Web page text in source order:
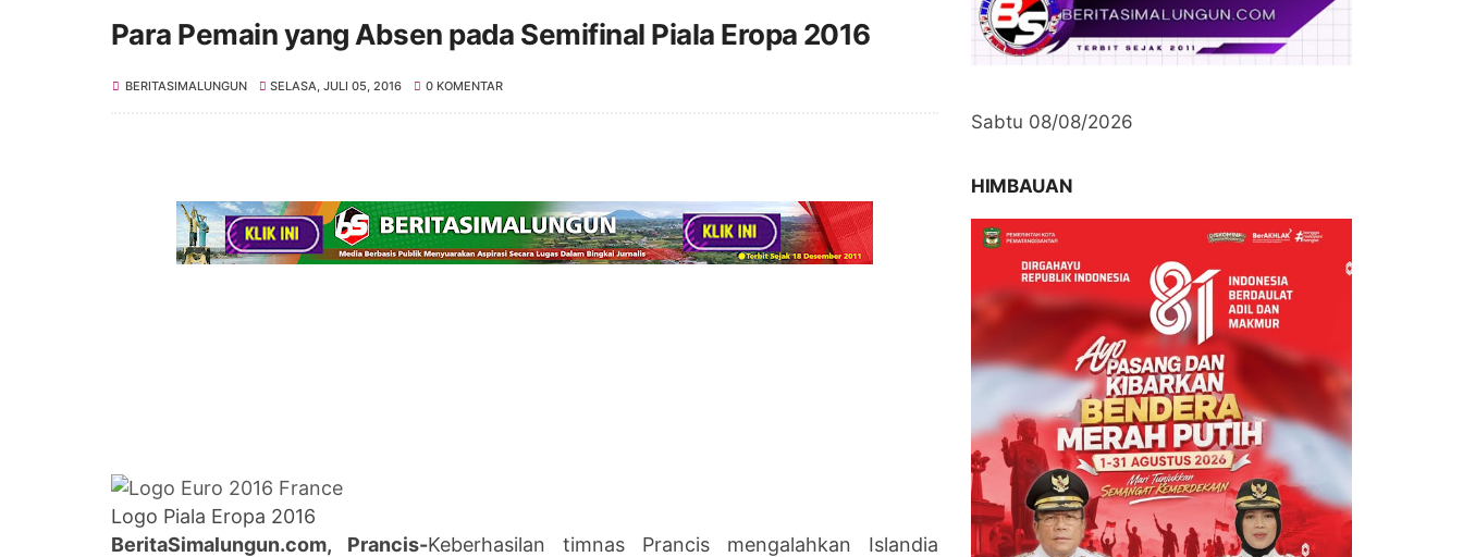
Para Pemain yang Absen pada Semifinal Piala Eropa 2016
BERITASIMALUNGUN SELASA, JULI 05, 2016 0 KOMENTAR
Logo Piala Eropa 2016
BeritaSimalungun.com, Prancis-Keberhasilan timnas Prancis mengalahkan Islandia
Sabtu 08/08/2026
HIMBAUAN